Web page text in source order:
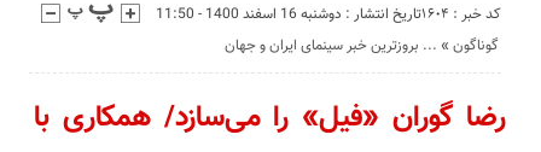
کد خبر : 1604
تاریخ انتشار : دوشنبه 16 اسفند 1400 - 11:50
بروزترین خبر سینمای ایران و جهان ... « گوناگون
رضا گوران «فیل» را می‌سازد/ همکاری با